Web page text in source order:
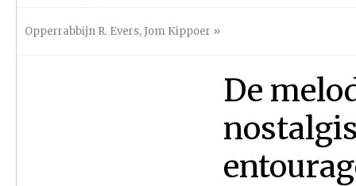
Opperrabbijn R. Evers, Jom Kippoer »
De